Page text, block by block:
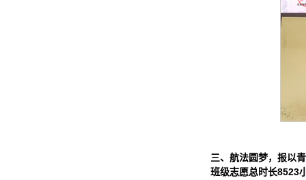
三、航法圆梦，报以
班级志愿总时长8523